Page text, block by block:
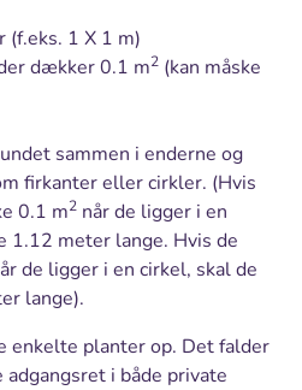
(f.eks. 1 X 1 m)
dækker 0.1 m2 (kan måske
sammen i enderne og
firkanter eller cirkler. (Hvis
0.1 m2 når de ligger i en
1.12 meter lange. Hvis de
de ligger i en cirkel, skal de
lange).
enkelte planter op. Det falder
i både private